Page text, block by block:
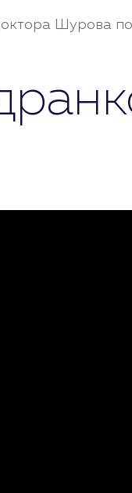
Шурова